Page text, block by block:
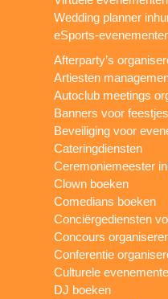
Wedding planner
eSports-
Afterparty’s
Artiesten
Autoclub meetings
Banners voor
Beveiliging voor
Cateringdiensten
Ceremoniemeester
Clown boeken
Comedians boeken
Conciërgediensten
Concours
Conferentie
Culturele
DJ boeken